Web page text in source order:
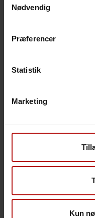
Nødvendig
Præferencer
Statistik
Marketing
Kun
årsrapporterne
De seneste
MRSA tilfælde